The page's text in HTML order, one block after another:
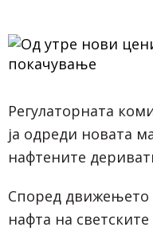
Регулаторната
ја одреди новата
нафтените
Според движењето
нафта на